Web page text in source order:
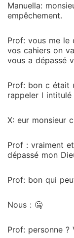
Manuella:
empêchement.
Prof: vous me
vos cahiers on
vous a dépassé
Prof: bon c était
rappeler l intitulé
X: eur monsieur
Prof : vraiment
dépassé mon
Prof: bon qui
Nous : 🤐
Prof: personne ?